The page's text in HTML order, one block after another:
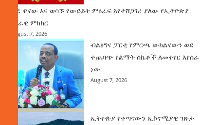
ወደ ዋናው እና ወሳኙ የውይይት ምዕራፍ እየተሸጋገረ ያለው የኢትዮጵያ
ሀገራዊ ምክክር
August 7, 2026
ብልፅግና ፓርቲ የምርጫ ውክልናውን ወደ
ተጨባጭ የልማት ስኬቶች ለመቀየር እየሰራ
ነው
August 7, 2026
ኢትዮጵያ የቀጣናውን ኢኮኖሚያዊ ገጽታ